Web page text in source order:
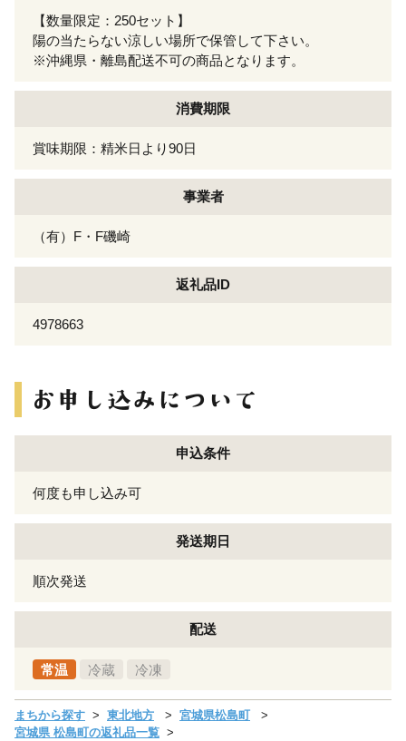
【数量限定：250セット】
陽の当たらない涼しい場所で保管して下さい。
※沖縄県・離島配送不可の商品となります。
消費期限
賞味期限：精米日より90日
事業者
（有）F・F磯崎
返礼品ID
4978663
申込条件
何度も申し込み可
発送期日
順次発送
配送
常温 冷蔵 冷凍
まちから探す 東北地方
宮城県松島町
宮城県 松島町の返礼品一覧